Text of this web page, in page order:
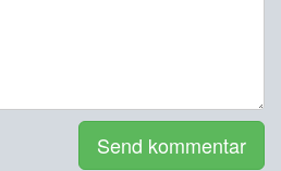
Send kommentar